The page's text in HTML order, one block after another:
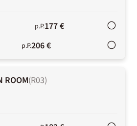
p.P.177 €
p.P.206 €
ROOM(R03)